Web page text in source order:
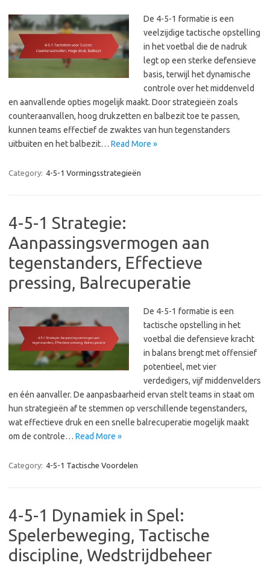
De 4-5-1 formatie is een
veelzijdige tactische opstelling
in het voetbal die de nadruk
legt op een sterke defensieve
basis, terwijl het dynamische
controle over het middenveld
en aanvallende opties mogelijk maakt. Door strategieën zoals
counteraanvallen, hoog drukzetten en balbezit toe te passen,
kunnen teams effectief de zwaktes van hun tegenstanders
uitbuiten en het balbezit… Read More »
Category: 4-5-1 Vormingsstrategieën
4-5-1 Strategie:
Aanpassingsvermogen aan
tegenstanders, Effectieve
pressing, Balrecuperatie
De 4-5-1 formatie is een
tactische opstelling in het
voetbal die defensieve kracht
in balans brengt met offensief
potentieel, met vier
verdedigers, vijf middenvelders
en één aanvaller. De aanpasbaarheid ervan stelt teams in staat om
hun strategieën af te stemmen op verschillende tegenstanders,
wat effectieve druk en een snelle balrecuperatie mogelijk maakt
om de controle… Read More »
Category: 4-5-1 Tactische Voordelen
4-5-1 Dynamiek in Spel:
Spelerbeweging, Tactische
discipline, Wedstrijdbeheer